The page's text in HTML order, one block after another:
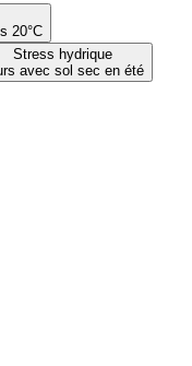
20°C
Stress hydrique
avec sol sec en été